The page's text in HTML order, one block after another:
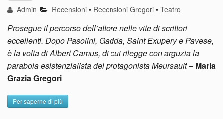
Admin Recensioni • Recensioni Gregori •Teatro
Prosegue il percorso dell’attore nelle vite di scrittori
eccellenti. Dopo Pasolini, Gadda, Saint Exupery e Pavese,
è la volta di Albert Camus, di cui rilegge con arguzia la
parabola esistenzialista del protagonista Meursault– Maria
Grazia Gregori
Per saperne di più